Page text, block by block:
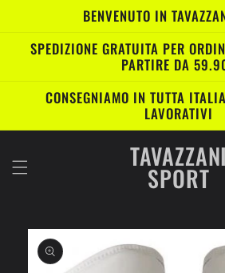
direttamenteBENVENUTO IN
SPEDIZIONE GRATUITA PER
PARTIRE DA
CONSEGNIAMO IN TUTTA
LAVORATIVI
TAVAZZANI
SPORT
Passa alle
informazioni
sul prodotto